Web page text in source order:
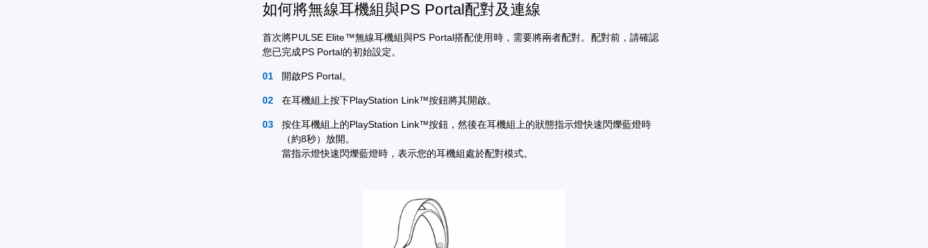
如何將無線耳機組與PS Portal配對及連線
首次將PULSE Elite™無線耳機組與PS Portal搭配使用時，需要將兩者配對。配對前，請確認
您已完成PS Portal的初始設定。
開啟PS Portal。
在耳機組上按下PlayStation Link™按鈕將其開啟。
按住耳機組上的PlayStation Link™按鈕，然後在耳機組上的狀態指示燈快速閃爍藍燈時
（約8秒）放開。
當指示燈快速閃爍藍燈時，表示您的耳機組處於配對模式。